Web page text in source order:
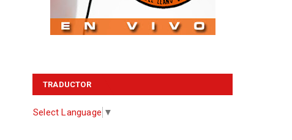
TRADUCTOR
Select Language ▼